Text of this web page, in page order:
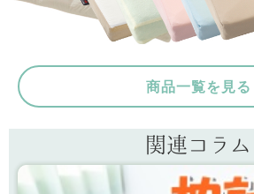
商品一覧を見る
関連コラム